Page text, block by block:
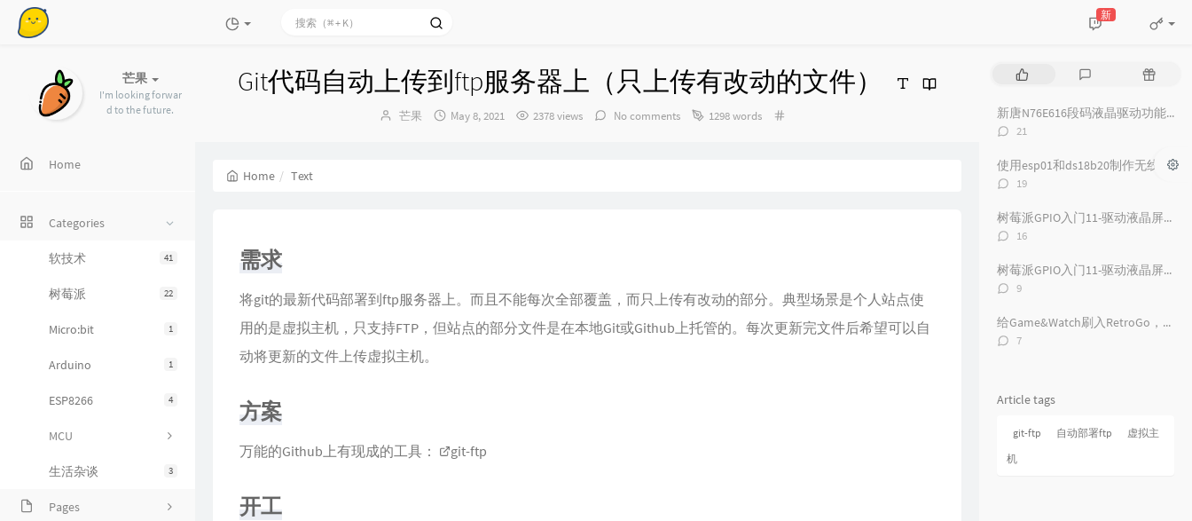
新
芒果
I'm looking forwar
d to the future.
Home
Categories
41
软技术
22
树莓派
1
Micro:bit
1
Arduino
4
ESP8266
MCU
3
生活杂谈
Pages
Git代码自动上传到ftp服务器上（只上传有改动的文件）
Author：
芒果
发
May 8, 2021 2378 views No comments 1298 words
Home Text
需求
将git的最新代码部署到ftp服务器上。而且不能每次全部覆盖，而只上传有改动的部分。典型场景是个人站点使
用的是虚拟主机，只支持FTP，但站点的部分文件是在本地Git或Github上托管的。每次更新完文件后希望可以自
动将更新的文件上传虚拟主机。
方案
万能的Github上有现成的工具： git-ftp
开工
p
a
r
c
s
t
t
m
n
R
n
m
t
l
新唐N76E616段码液晶驱动功能小试
评
数：
21
评
数：
19
树莓派GPIO入门11-驱动液晶屏幕（一）
评
数：
16
树莓派GPIO入门11-驱动液晶屏幕（二）
评
数：
9
给Game&Watch刷入RetroGo，自制软件Luncher并与原厂固件共存
评
7
Article tags
git-ftp 自动部署ftp
虚拟主
机